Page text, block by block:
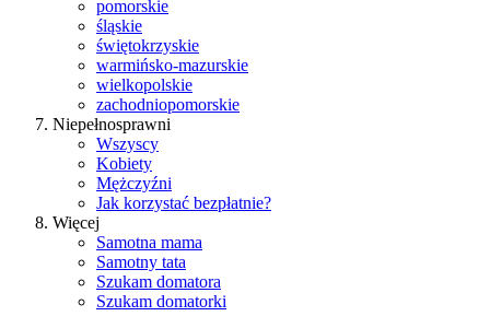
pomorskie
śląskie
świętokrzyskie
warmińsko-mazurskie
wielkopolskie
zachodniopomorskie
Niepełnosprawni
Wszyscy
Kobiety
Mężczyźni
Jak korzystać bezpłatnie?
Więcej
Samotna mama
Samotny tata
Szukam domatora
Szukam domatorki